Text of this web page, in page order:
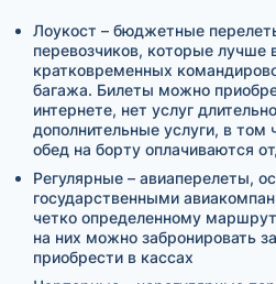
Лоукост – бюджетные
перевозчиков, которые лучше
кратковременных
багажа. Билеты можно
интернете, нет услуг
дополнительные услуги, в том
обед на борту оплачиваются
Регулярные – авиаперелеты,
государственными
четко определенному
на них можно забронировать
приобрести в кассах